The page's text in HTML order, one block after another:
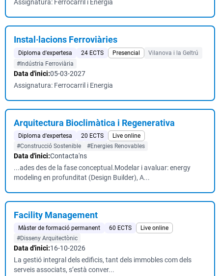
Assignatura: Ferrocarril i Energia
Instal·lacions Ferroviàries
Diploma d'expertesa 24 ECTS Presencial
Vilanova i la Geltrú
#Indústria Ferroviària
Data d'inici:05-03-2027
Assignatura: Ferrocarril i Energia
Arquitectura Bioclimàtica i Regenerativa
Diploma d'expertesa 20 ECTS
Live online
#Construcció Sostenible
#Energies Renovables
Data d'inici:Contacta'ns
...ades des de la fase conceptual.Modelar i avaluar: energy
modeling en profunditat (Design Builder), A...
Facility Management
Màster de formació permanent 60 ECTS
Live online
#Disseny Arquitectònic
Data d'inici:16-10-2026
La gestió integral dels edificis, tant dels immobles com dels
serveis associats, s’està conver...